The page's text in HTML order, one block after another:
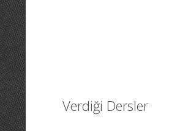
Verdiği Dersler